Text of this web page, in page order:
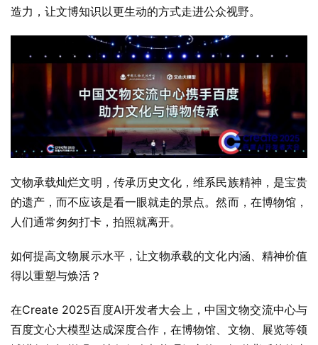
造力，让文博知识以更生动的方式走进公众视野。
文物承载灿烂文明，传承历史文化，维系民族精神，是宝贵
的遗产，而不应该是看一眼就走的景点。然而，在博物馆，
人们通常匆匆打卡，拍照就离开。
如何提高文物展示水平，让文物承载的文化内涵、精神价值
得以重塑与焕活？
在Create 2025百度AI开发者大会上，中国文物交流中心与
百度文心大模型达成深度合作，在博物馆、文物、展览等领